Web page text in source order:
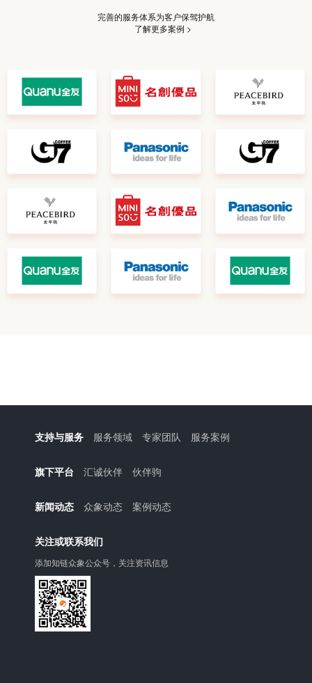
完善的服务体系为客户保驾护航
了解更多案例 >
支持与服务 服务领域 专家团队 服务案例
旗下平台 汇诚伙伴 伙伴驹
新闻动态 众象动态 案例动态
关注或联系我们
添加知链众象公众号，关注资讯信息